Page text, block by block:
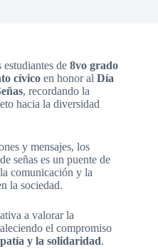
de 8vo grado
cívico en honor al Día
, recordando la
hacia la diversidad
y mensajes, los
señas es un puente de
comunicación y la
la sociedad.
a valorar la
el compromiso
y la solidaridad.